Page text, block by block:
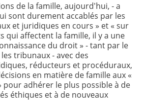
de la famille, aujourd'hui, - a
sont durement accablés par les
et juridiques en cours » et « sur
qui affectent la famille, il y a une
du droit » - tant par le
tribunaux - avec des
réducteurs et procéduraux,
en matière de famille aux «
pour adhérer le plus possible à de
éthiques et à de nouveaux